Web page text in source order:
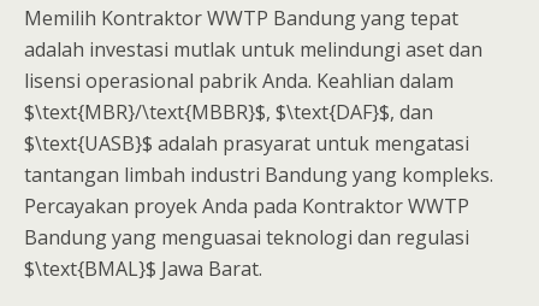
Memilih Kontraktor WWTP Bandung yang tepat
adalah investasi mutlak untuk melindungi aset dan
lisensi operasional pabrik Anda. Keahlian dalam
$\text{MBR}/\text{MBBR}$, $\text{DAF}$, dan
$\text{UASB}$ adalah prasyarat untuk mengatasi
tantangan limbah industri Bandung yang kompleks.
Percayakan proyek Anda pada Kontraktor WWTP
Bandung yang menguasai teknologi dan regulasi
$\text{BMAL}$ Jawa Barat.